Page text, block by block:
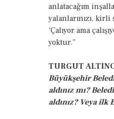
anlatacağım
yalanlarınızı,
‘Çalıyor ama
yoktur.”
TURGUT
Büyükşehir
aldınız mı?
aldınız? Veya ilk